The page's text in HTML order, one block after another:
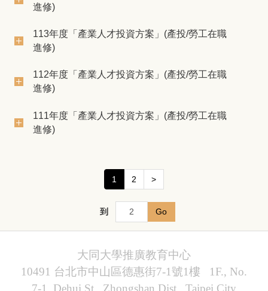
進修)
113年度「產業人才投資方案」(產投/勞工在職
進修)
112年度「產業人才投資方案」(產投/勞工在職
進修)
111年度「產業人才投資方案」(產投/勞工在職
進修)
1 2 >
到 Go
大同大學推廣教育中心
10491 台北市中山區德惠街7-1號1樓 1F., No.
7-1, Dehui St., Zhongshan Dist., Taipei City